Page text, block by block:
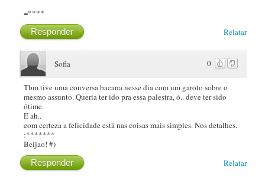
=****
Relatar
Responder
0
Sofia
Tbm tive uma conversa bacana nesse dia com um garoto sobre o
mesmo assunto. Queria ter ido pra essa palestra, ó.. deve ter sido
ótime.
E ah..
com certeza a felicidade está nas coisas mais simples. Nos detalhes.
:*******
Beijao! #)
Relatar
Responder